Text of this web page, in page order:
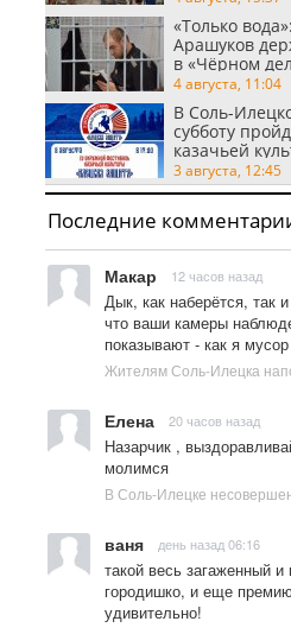
«Только
Арашуков
в «Чёрном
духоты на
4 августа, 11:04
В Соль-
субботу
казачьей
3 августа, 12:45
Последние
Макар 12 часов назад
Дык, как наберётся, так
что ваши камеры
показывают - как я мусор
Елена 20 часов назад
Назарчик ,
молимся
ваня день назад 06:16
такой весь загаженный и
городишко, и еще
удивительно!